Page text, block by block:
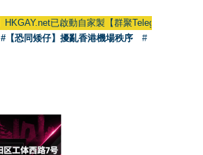
已啟動自家製【群聚Telegram群組】
#【恐同矮仔】擾亂香港機場秩序
#